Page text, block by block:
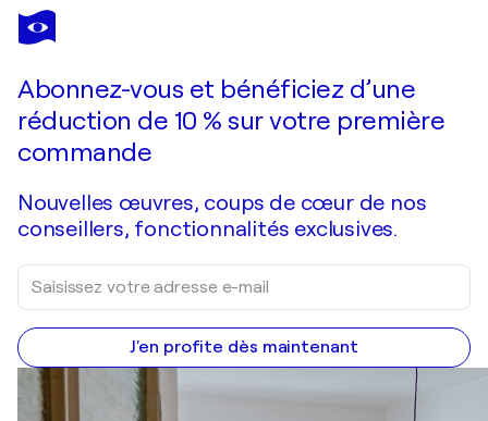
MARGARITA LYPIRIDOU
At A Glance
Abonnez-vous et bénéficiez d’une
réduction de 10 % sur votre première
commande
Nouvelles œuvres, coups de cœur de nos
conseillers, fonctionnalités exclusives.
J'en profite dès maintenant